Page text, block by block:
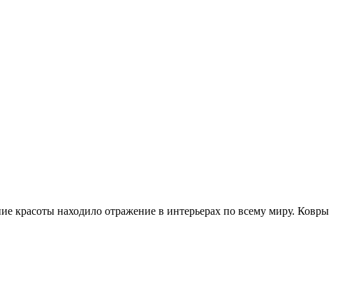
красоты находило отражение в интерьерах по всему миру. Ковры